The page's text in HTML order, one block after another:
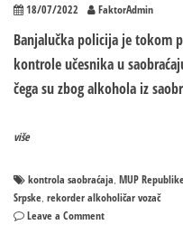
18/07/2022 FaktorAdmin
Banjalučka policija je tokom
kontrole učesnika u
čega su zbog alkohola iz
više
kontrola saobraćaja, MUP
Srpske, rekorder alkoholičar vozač
Leave a Commenton